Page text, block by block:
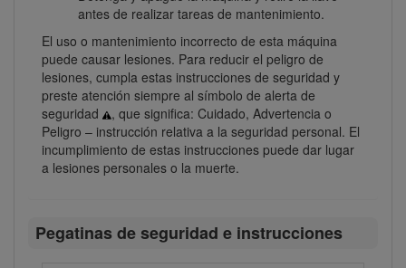
antes de realizar tareas de mantenimiento.
El uso o mantenimiento incorrecto de esta máquina
puede causar lesiones. Para reducir el peligro de
lesiones, cumpla estas instrucciones de seguridad y
preste atención siempre al símbolo de alerta de
seguridad
, que significa: Cuidado, Advertencia o
Peligro – instrucción relativa a la seguridad personal. El
incumplimiento de estas instrucciones puede dar lugar
a lesiones personales o la muerte.
Pegatinas de seguridad e instrucciones